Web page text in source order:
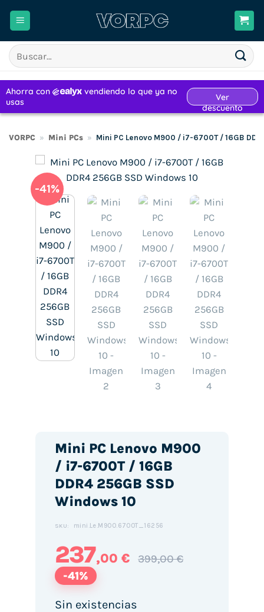
Buscar
por:
VORPC » Mini PCs » Mini PC Lenovo M900 / i7-6700T / 16GB
-41%
Mini PC Lenovo M900
/ i7-6700T / 16GB
DDR4 256GB SSD
Windows 10
SKU: mini.Le.M900.6700T_16256
237,00 € 399,00 €
-41%
Sin existencias